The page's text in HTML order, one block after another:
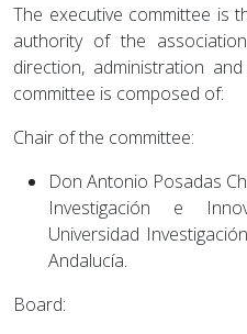
The executive committee is
authority of the
direction, administration
committee is composed of:
Chair of the committee:
Don Antonio Posadas
Investigación e
Universidad
Andalucía.
Board: